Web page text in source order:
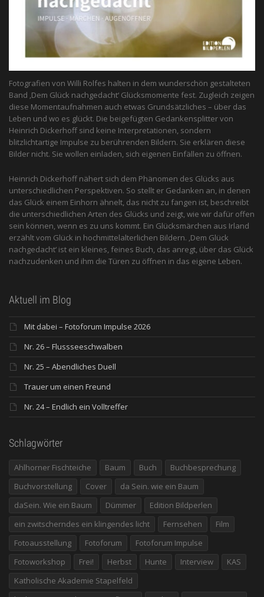
Fotografien von Willi Rolfes halten in dem wunderschön gestalteten
Band ‚Dem Glück nachgedacht‘ Glücksmomente fest. Zugleich zeigen
diese Momentaufnahmen auch etwas Grundsätzliches – über das
Leben und wo es glückt. Die beigefügten Gedankensplitter von
Heinrich Dickerhoff sind keine Interpretationen, sondern
blitzlichtartige Impulse zu berührenden Bildern. Sie erklären diese
Bilder nicht. Sie wollen einladen, sich eigenen Einfällen zu öffnen.
Heinrich Dickerhoff nähert sich dem Phänomen des Glücks aus
unterschiedlichen Perspektiven. So stellt er Gedanken an, in denen
das Glück einem Einhorn ähnelt, das nicht zu fangen ist, beschreibt
die unterschiedlichen Arten des Glücks und zeigt, wie wir dafür offen
sein können, wenn es zu uns kommt. Ein Glücksmärchen aus Irland
erzählt vom Glück in hochmittelalterlichen Bildern. ‚Dem Glück
nachgedacht‘ ist ein kleines, feines Buch, das anregt, über das Glück
nachzudenken und ihm die Türen zu öffnen in das eigene Leben.
Aktuell im Blog
Mit dabei – Fotoforum Impulse 2026
Nr. 26 – Flussseeschwalben
Nr. 25 – Abendliches Duell
Trauer um einen Freund
Nr. 24 – Endlich ein Volltreffer
Schlagwörter
Ahlhorner Fischteiche Baum Buch
Buchbesprechung
Buchvorstellung
Cover
da Sein. wie ein Baum
daSein. Wie ein Baum
Dümmer
Edition Bildperlen
ein zwitscherndes ein klingendes licht
Fernsehen
Film
Fotoausstellung
Fotoforum
Fotoforum Impulse
Fotoworkshop
Frei! Herbst Hunte Interview
KAS
Katholische Akademie Stapelfeld